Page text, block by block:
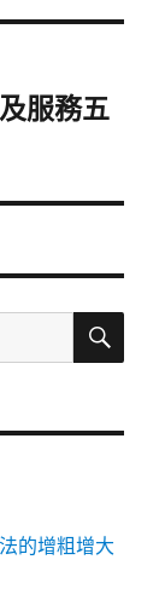
服務五
搜
的增粗增大